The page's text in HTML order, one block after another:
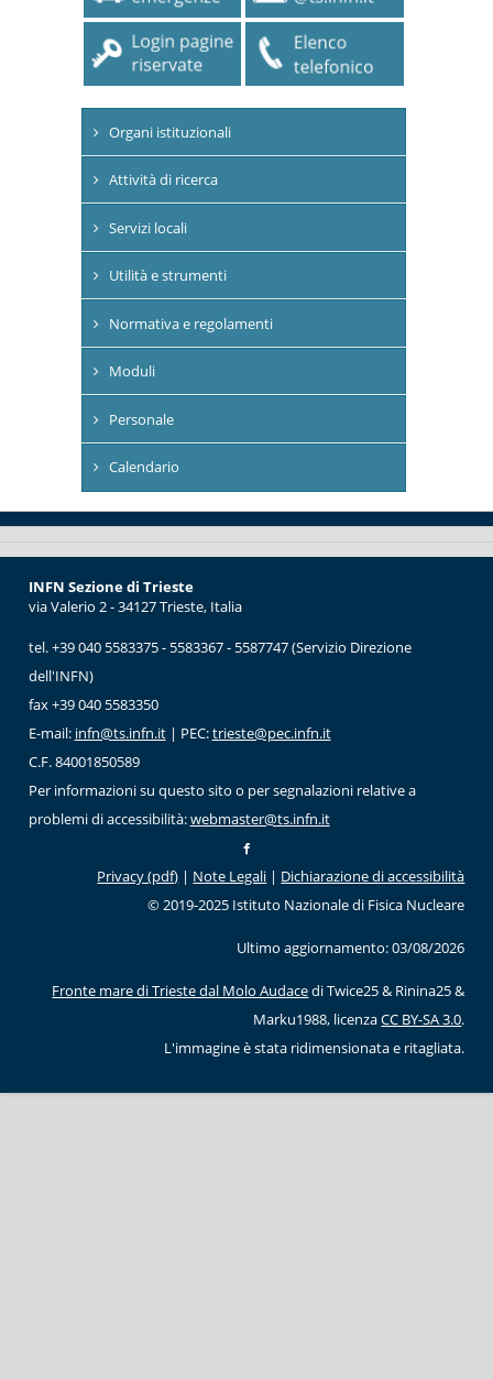
Organi istituzionali
Attività di ricerca
Servizi locali
Utilità e strumenti
Normativa e regolamenti
Moduli
Personale
Calendario
INFN Sezione di Trieste
via Valerio 2 - 34127 Trieste, Italia
tel. +39 040 5583375 - 5583367 - 5587747 (Servizio Direzione
dell'INFN)
fax +39 040 5583350
E-mail: infn@ts.infn.it| PEC:trieste@pec.infn.it
C.F. 84001850589
Per informazioni su questo sito o per segnalazioni relative a
problemi di accessibilità:webmaster@ts.infn.it
Privacy (pdf) | Note Legali | Dichiarazione di accessibilità
© 2019-2025 Istituto Nazionale di Fisica Nucleare
Ultimo aggiornamento: 03/08/2026
Fronte mare di Trieste dal Molo Audacedi Twice25 & Rinina25 &
Marku1988, licenzaCC BY-SA 3.0.
L'immagine è stata ridimensionata e ritagliata.